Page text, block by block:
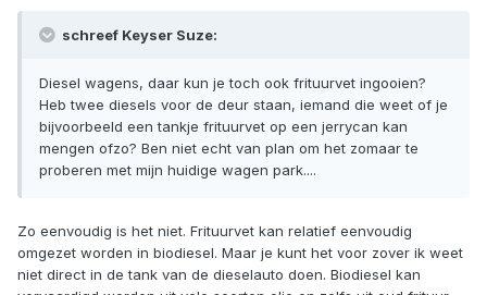
schreef Keyser Suze:
Diesel wagens, daar kun je toch ook frituurvet ingooien?
Heb twee diesels voor de deur staan, iemand die weet of je
bijvoorbeeld een tankje frituurvet op een jerrycan kan
mengen ofzo? Ben niet echt van plan om het zomaar te
proberen met mijn huidige wagen park....
Zo eenvoudig is het niet. Frituurvet kan relatief eenvoudig
omgezet worden in biodiesel. Maar je kunt het voor zover ik weet
niet direct in de tank van de dieselauto doen. Biodiesel kan